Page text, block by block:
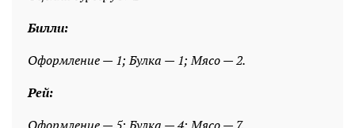
Билли:
Оформление — 1; Булка — 1; Мясо — 2.
Рей:
Оформление — 5; Булка — 4; Мясо — 7.